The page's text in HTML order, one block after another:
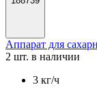
Аппарат для
2 шт. в наличии
3 кг/ч